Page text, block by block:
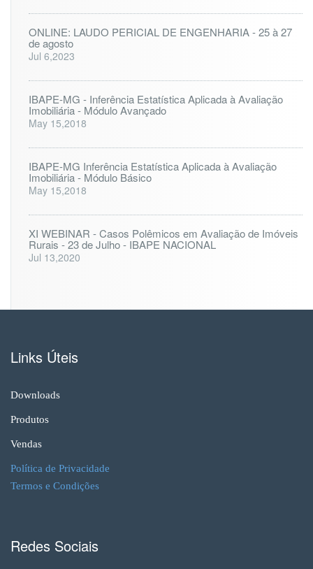
ONLINE: LAUDO PERICIAL DE ENGENHARIA - 25 à 27
de agosto
Jul 6,2023
IBAPE-MG - Inferência Estatística Aplicada à Avaliação
Imobiliária - Módulo Avançado
May 15,2018
IBAPE-MG Inferência Estatística Aplicada à Avaliação
Imobiliária - Módulo Básico
May 15,2018
XI WEBINAR - Casos Polêmicos em Avaliação de Imóveis
Rurais - 23 de Julho - IBAPE NACIONAL
Jul 13,2020
Links Úteis
Downloads
Produtos
Vendas
Política de Privacidade
Termos e Condições
Redes Sociais